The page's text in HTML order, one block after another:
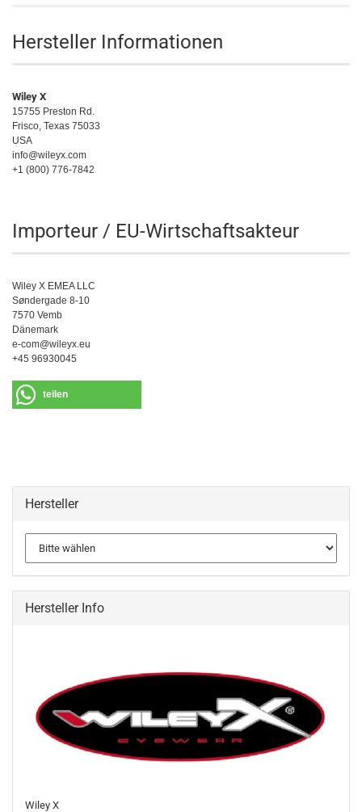
Hersteller Informationen
Wiley X
15755 Preston Rd.
Frisco, Texas 75033
USA
info@wileyx.com
+1 (800) 776-7842
Importeur / EU-Wirtschaftsakteur
Wiley X EMEA LLC
Søndergade 8-10
7570 Vemb
Dänemark
e-com@wileyx.eu
+45 96930045
teilen
Hersteller
Hersteller Info
Wiley X